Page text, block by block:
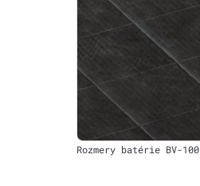
Rozmery batérie BV-100